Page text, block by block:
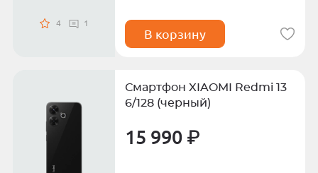
4 1
В корзину
Смартфон XIAOMI Redmi 13
6/128 (черный)
15 990 ₽